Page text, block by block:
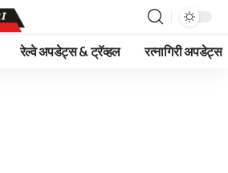
रेल्वे अपडेट्स & ट्रॅव्हल रत्नागिरी अपडेट्स